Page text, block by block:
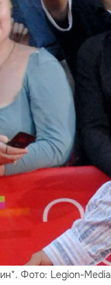
Фото: Legion-Media